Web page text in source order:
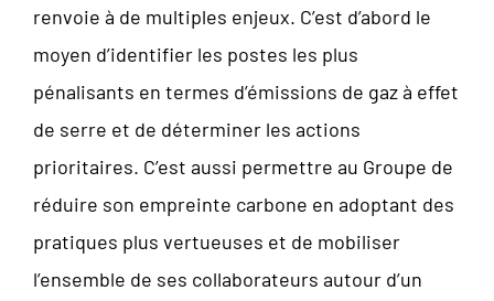
renvoie à de multiples enjeux. C’est d’abord le
moyen d’identifier les postes les plus
pénalisants en termes d’émissions de gaz à effet
de serre et de déterminer les actions
prioritaires. C’est aussi permettre au Groupe de
réduire son empreinte carbone en adoptant des
pratiques plus vertueuses et de mobiliser
l’ensemble de ses collaborateurs autour d’un